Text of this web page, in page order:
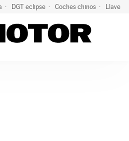
DGT eclipse Coches chinos Llaves